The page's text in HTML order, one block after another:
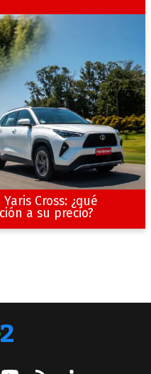
Cross: ¿qué
a su precio?